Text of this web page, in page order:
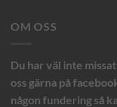
OM OSS
Du har väl inte
oss gärna på
någon fundering så